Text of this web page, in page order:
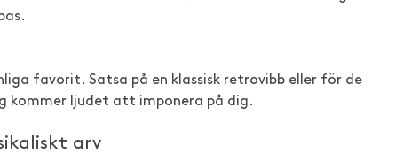
favorit. Satsa på en klassisk retrovibb eller för de
kommer ljudet att imponera på dig.
arv